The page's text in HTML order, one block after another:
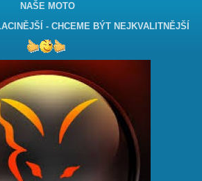
NAŠE MOTO
- CHCEME BÝT NEJKVALITNĚJŠÍ